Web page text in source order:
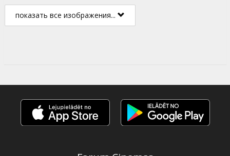
показать все изображения...